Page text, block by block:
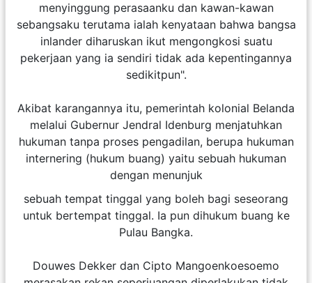
menyinggung perasaanku dan kawan-kawan
sebangsaku terutama ialah kenyataan bahwa bangsa
inlander diharuskan ikut mengongkosi suatu
pekerjaan yang ia sendiri tidak ada kepentingannya
sedikitpun".
Akibat karangannya itu, pemerintah kolonial Belanda
melalui Gubernur Jendral Idenburg menjatuhkan
hukuman tanpa proses pengadilan, berupa hukuman
internering (hukum buang) yaitu sebuah hukuman
dengan menunjuk
sebuah tempat tinggal yang boleh bagi seseorang
untuk bertempat tinggal. Ia pun dihukum buang ke
Pulau Bangka.
Douwes Dekker dan Cipto Mangoenkoesoemo